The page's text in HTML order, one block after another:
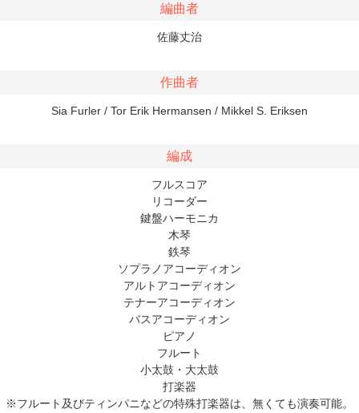
編曲者
佐藤丈治
作曲者
Sia Furler / Tor Erik Hermansen / Mikkel S. Eriksen
編成
フルスコア
リコーダー
鍵盤ハーモニカ
木琴
鉄琴
ソプラノアコーディオン
アルトアコーディオン
テナーアコーディオン
バスアコーディオン
ピアノ
フルート
小太鼓・大太鼓
打楽器
※フルート及びティンパニなどの特殊打楽器は、無くても演奏可能。